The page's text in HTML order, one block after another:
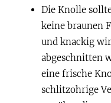
Die Knolle
keine braunen
und knackig
abgeschnitten
eine frische
schlitzohrige